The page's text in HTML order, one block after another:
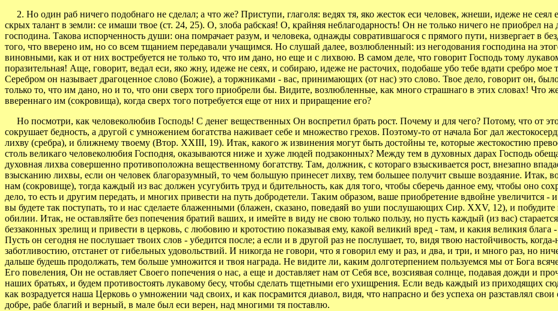
2. Но один раб ничего подобнаго не сделал; а что же? Приступи, глаголя: ведях тя, яко жесток еси человек, жнеши, идеже не
скрых талант в земли: се имаши твое (ст. 24, 25). О, злоба рабская! О, крайняя неблагодарность! Он не только ничего не приобрел
господина. Такова испорченность души: она помрачает разум, и человека, однажды совратившагося с прямого пути, низвергает в
того, что вверено им, но со всем тщанием передавали учащимся. Но слушай далее, возлюбленный: из негодования господина на
виновными, как и от них востребуется не только то, что им дано, но еще и с лихвою. В самом деле, что говорит Господь тому
поразительная! Аще, говорит, ведал еси, яко жну, идеже не сеях, и собираю, идеже не расточих, подобаше убо тебе вдати сребро
Серебром он называет драгоценное слово (Божие), а торжниками - вас, принимающих (от нас) это слово. Твое дело, говорит он,
только то, что им дано, но и то, что они сверх того приобрели бы. Видите, возлюбленные, как много страшнаго в этих словах! Что
ввереннаго им (сокровища), когда сверх того потребуется еще от них и приращение его?
Но посмотри, как человеколюбив Господь! С денег вещественных Он воспретил брать рост. Почему и для чего? Потому, что от
сокрушает бедность, а другой с умножением богатства наживает себе и множество грехов. Поэтому-то от начала Бог дал
лихву (сребра), и ближнему твоему (Втор. XXIII, 19). Итак, какого ж извинения могут быть достойны те, которые жестокостию
столь великаго человеколюбия Господня, оказываются ниже и хуже людей подзаконных? Между тем в духовных дарах Господь
духовная лихва совершенно противоположна вещественному богатству. Там, должник, с котораго взыскивается рост, внезапно
взысканию лихвы, если он человек благоразумный, то чем большую принесет лихву, тем большее получит свыше воздаяние. Итак,
нам (сокровище), тогда каждый из вас должен усугубить труд и бдительность, как для того, чтобы сберечь данное ему, чтобы оно
дело, то есть и другим передать, и многих привести на путь добродетели. Таким образом, ваше приобретение вдвойне
вы будете так поступать, то и нас сделаете блаженными (блажен, сказано, поведаяй во уши послушающих Сир. XXV, 12), и
обилии. Итак, не оставляйте без попечения братий ваших, и имейте в виду не свою только пользу, но пусть каждый (из вас)
беззаконных зрелищ и привести в церковь, с любовию и кротостию показывая ему, какой великий вред - там, и какия великия блага
Пусть он сегодня не послушает твоих слов - убедится после; а если и в другой раз не послушает, то, видя твою настойчивость,
заботливостию, отстанет от гибельных удовольствий. И никогда не говори, что я говорил ему и раз, и два, и три, и много раз, но
дальше будешь продолжать, тем больше умножится и твоя награда. Не видите ли, каким долготерпением пользуемся мы от Бога
Его повеления, Он не оставляет Своего попечения о нас, а еще и доставляет нам от Себя все, возсиявая солнце, подавая дожди и
наших братьях, и будем противостоять лукавому бесу, чтобы сделать тщетными его ухищрения. Если ведь каждый из приходящих
как возрадуется наша Церковь о умножении чад своих, и как посрамится диавол, видя, что напрасно и без успеха он разставлял
добре, рабе благий и верный, в мале был еси верен, над многими тя поставлю.